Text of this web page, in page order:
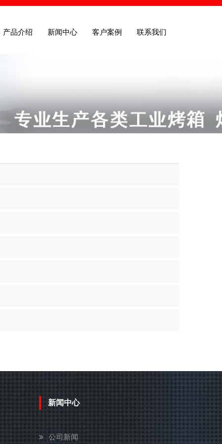
产品介绍 新闻中心 客户案例 联系我们
新闻中心
公司新闻